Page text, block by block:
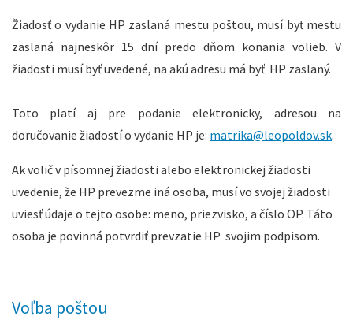
Žiadosť o vydanie HP zaslaná mestu poštou, musí byť mestu
zaslaná najneskôr 15 dní predo dňom konania volieb. V
žiadosti musí byť uvedené, na akú adresu má byť HP zaslaný.
Toto platí aj pre podanie elektronicky, adresou na
doručovanie žiadostí o vydanie HP je: matrika@leopoldov.sk.
Ak volič v písomnej žiadosti alebo elektronickej žiadosti
uvedenie, že HP prevezme iná osoba, musí vo svojej žiadosti
uviesť údaje o tejto osobe: meno, priezvisko, a číslo OP. Táto
osoba je povinná potvrdiť prevzatie HP svojim podpisom.
Voľba poštou